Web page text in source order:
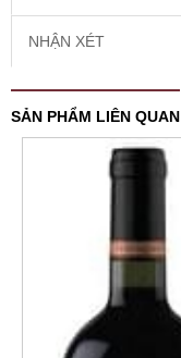
NHẬN XÉT
SẢN PHẨM LIÊN QUAN